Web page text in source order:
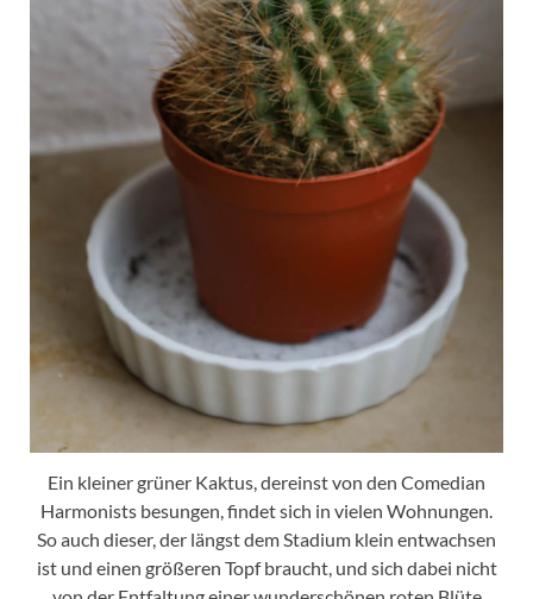
Ein kleiner grüner Kaktus, dereinst von den Comedian
Harmonists besungen, findet sich in vielen Wohnungen.
So auch dieser, der längst dem Stadium klein entwachsen
ist und einen größeren Topf braucht, und sich dabei nicht